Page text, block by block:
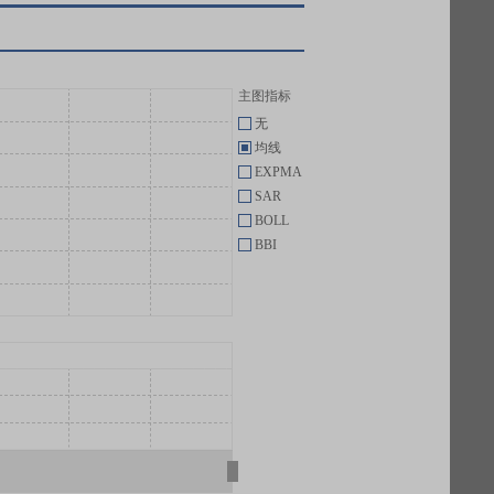
主图指标
无
均线
EXPMA
SAR
BOLL
BBI